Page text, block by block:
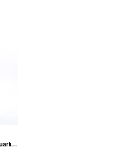
Badem Model Soft Likra Fermuarlı Siyah Renk Cerrahi Üniforma Takım